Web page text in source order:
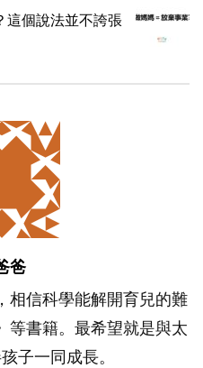
這個說法並不誇張
爸
相信科學能解開育兒的難
等書籍。最希望就是與太
子一同成長。